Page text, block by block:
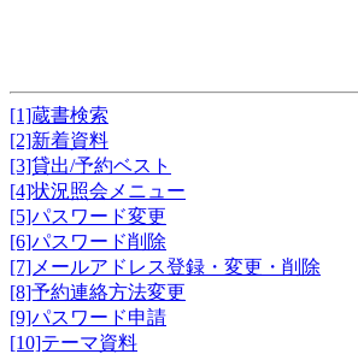
[1]蔵書検索
[2]新着資料
[3]貸出/予約ベスト
[4]状況照会メニュー
[5]パスワード変更
[6]パスワード削除
[7]メールアドレス登録・変更・削除
[8]予約連絡方法変更
[9]パスワード申請
[10]テーマ資料